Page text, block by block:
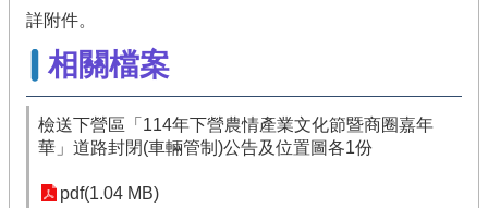
詳附件。
相關檔案
檢送下營區「114年下營農情產業文化節暨商圈嘉年
華」道路封閉(車輛管制)公告及位置圖各1份
pdf(1.04 MB)